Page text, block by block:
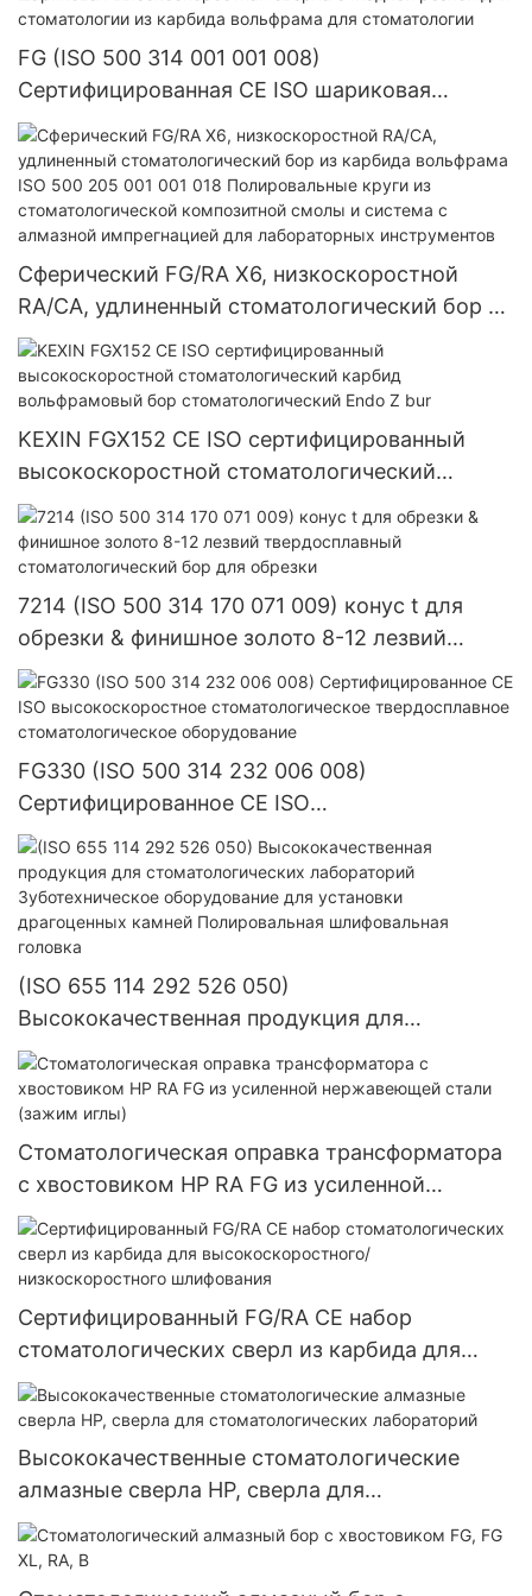
FG (ISO 500 314 001 001 008)
Сертифицированная CE ISO шариковая
высокоскоростная сверла с гладкой резкой
для стоматологии из карбида вольфрама для
стоматологии
Сферический FG/RA X6, низкоскоростной
RA/CA, удлиненный стоматологический бор из
карбида вольфрама ISO 500 205 001 001 018
Полировальные круги из стоматологической
композитной смолы и система с алмазной
импрегнацией для лабораторных
инструментов
KEXIN FGX152 CE ISO сертифицированный
высокоскоростной стоматологический
карбид вольфрамовый бор
стоматологический Endo Z bur
7214 (ISO 500 314 170 071 009) конус t для
обрезки & финишное золото 8-12 лезвий
твердосплавный стоматологический бор для
обрезки
FG330 (ISO 500 314 232 006 008)
Сертифицированное CE ISO
высокоскоростное стоматологическое
твердосплавное стоматологическое
оборудование
(ISO 655 114 292 526 050)
Высококачественная продукция для
стоматологических лабораторий
Зуботехническое оборудование для установки
драгоценных камней Полировальная
шлифовальная головка
Стоматологическая оправка трансформатора
с хвостовиком HP RA FG из усиленной
нержавеющей стали (зажим иглы)
Сертифицированный FG/RA CE набор
стоматологических сверл из карбида для
высокоскоростного/низкоскоростного
шлифования
Высококачественные стоматологические
алмазные сверла HP, сверла для
стоматологических лабораторий